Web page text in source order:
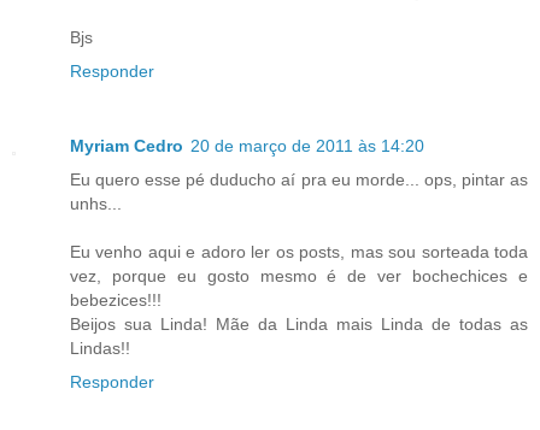
Bjs
Responder
Myriam Cedro 20 de março de 2011 às 14:20
Eu quero esse pé duducho aí pra eu morde... ops, pintar as
unhs...
Eu venho aqui e adoro ler os posts, mas sou sorteada toda
vez, porque eu gosto mesmo é de ver bochechices e
bebezices!!!
Beijos sua Linda! Mãe da Linda mais Linda de todas as
Lindas!!
Responder